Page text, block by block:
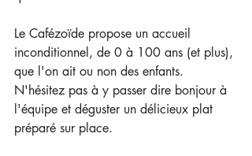
Le Cafézoïde propose un accueil
inconditionnel, de 0 à 100 ans (et plus),
que l'on ait ou non des enfants.
N'hésitez pas à y passer dire bonjour à
l'équipe et déguster un délicieux plat
préparé sur place.